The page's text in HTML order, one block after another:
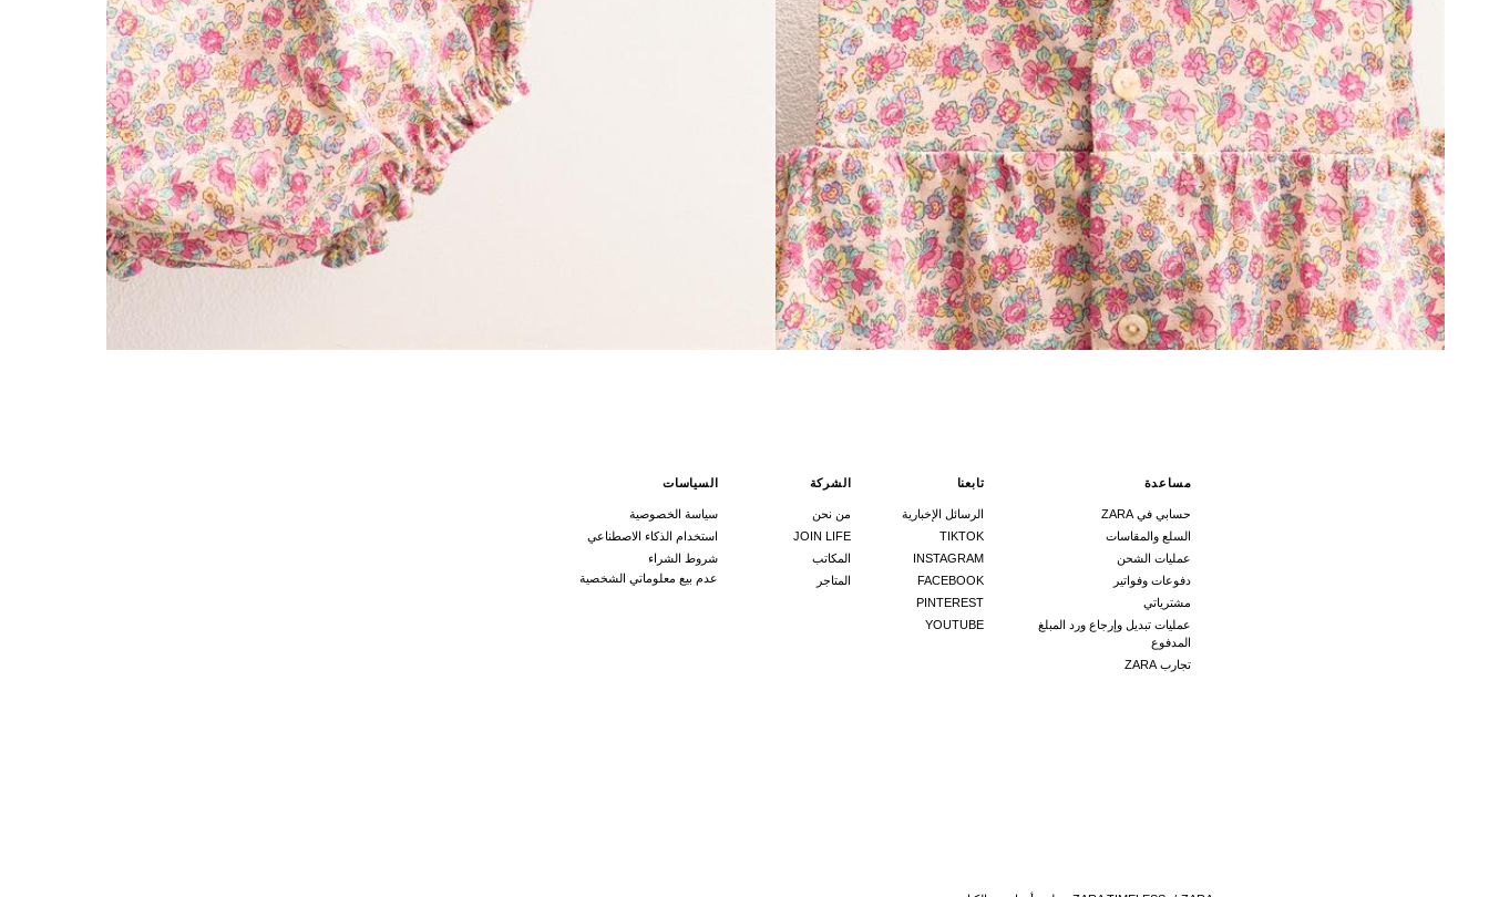
مساعدة
حسابي في ZARA
السلع والمقاسات
عمليات الشحن
دفوعات وفواتير
مشترياتي
عمليات تبديل وإرجاع ورد المبلغ
المدفوع
تجارب ZARA
تابعنا
الرسائل الإخبارية
TIKTOK
INSTAGRAM
FACEBOOK
PINTEREST
YOUTUBE
الشركة
من نحن
JOIN LIFE
المكاتب
المتاجر
السياسات
سياسة الخصوصية
استخدام الذكاء الاصطناعي
شروط الشراء
عدم بيع معلوماتي الشخصية